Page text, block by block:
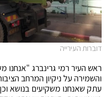
דוברות העירייה
ראש העיר רמי גרינברג "אנחנו
והשמירה על ניקיון המרחב
עתק שאנחנו משקיעים בנושא